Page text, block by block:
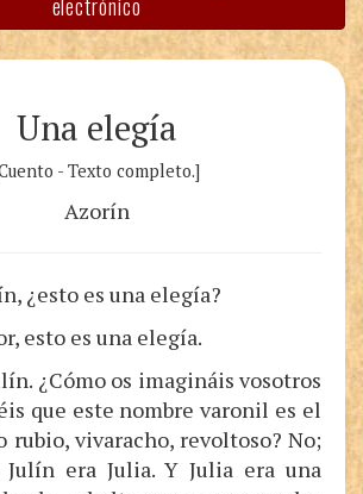
Una elegía
- Texto completo.]
Azorín
¿esto es una elegía?
esto es una elegía.
¿Cómo os imagináis vosotros
que este nombre varonil es el
rubio, vivaracho, revoltoso? No;
Julín era Julia. Y Julia era una